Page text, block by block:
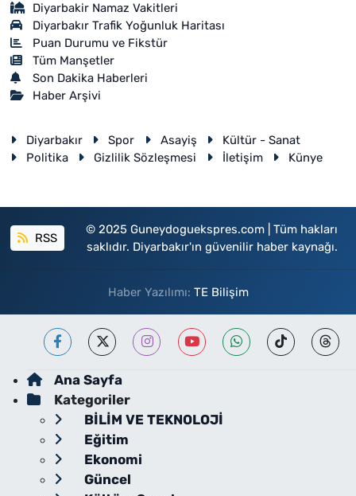
Diyarbakir Namaz Vakitleri
Diyarbakır Trafik Yoğunluk Haritası
Puan Durumu ve Fikstür
Tüm Manşetler
Son Dakika Haberleri
Haber Arşivi
Diyarbakır Spor Asayiş
Kültür - Sanat
Politika
Gizlilik Sözleşmesi İletişim Künye
RSS
© 2025 Guneydoguekspres.com | Tüm hakları
saklıdır. Diyarbakır'ın güvenilir haber kaynağı.
Haber Yazılımı: TE Bilişim
Ana Sayfa
Kategoriler
BİLİM VE TEKNOLOJİ
Eğitim
Ekonomi
Güncel